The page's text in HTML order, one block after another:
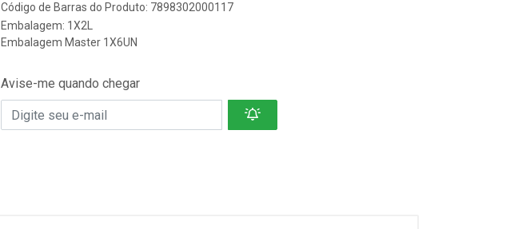
Código de Barras do Produto: 7898302000117
Embalagem: 1X2L
Embalagem Master 1X6UN
Avise-me quando chegar